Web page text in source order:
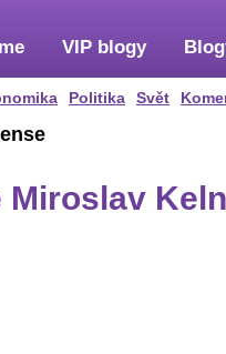
Politika Svět
VIP blogy
Miroslav